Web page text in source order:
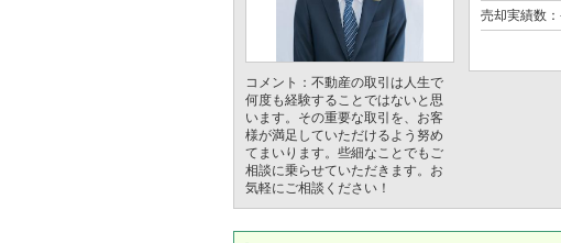
コメント：不動産の取引は人生で
何度も経験することではないと思
います。その重要な取引を、お客
様が満足していただけるよう努め
てまいります。些細なことでもご
相談に乗らせていただきます。お
気軽にご相談ください！
売却実績数